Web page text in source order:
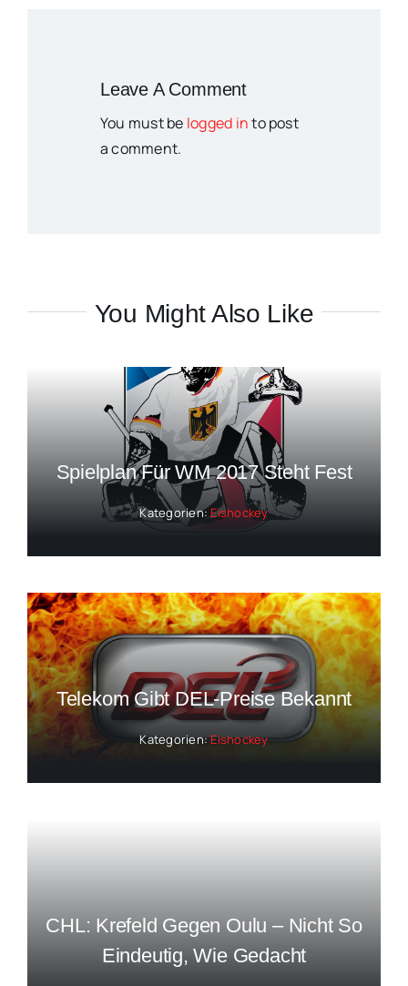
Leave A Comment
You must be logged into post
a comment.
You Might Also Like
Spielplan Für WM 2017 Steht Fest
Kategorien:Eishockey
Telekom Gibt DEL-Preise Bekannt
Kategorien:Eishockey
CHL: Krefeld Gegen Oulu – Nicht So
Eindeutig, Wie Gedacht